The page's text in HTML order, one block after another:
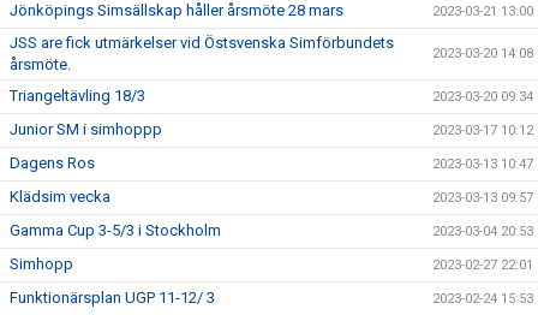
Jönköpings Simsällskap håller årsmöte 28 mars 2023-03-21 13:00
JSS are fick utmärkelser vid Östsvenska Simförbundets
årsmöte.
2023-03-20 14:08
Triangeltävling 18/3 2023-03-20 09:34
Junior SM i simhoppp 2023-03-17 10:12
Dagens Ros 2023-03-13 10:47
Klädsim vecka 2023-03-13 09:57
Gamma Cup 3-5/3 i Stockholm 2023-03-04 20:53
Simhopp 2023-02-27 22:01
Funktionärsplan UGP 11-12/ 3 2023-02-24 15:53